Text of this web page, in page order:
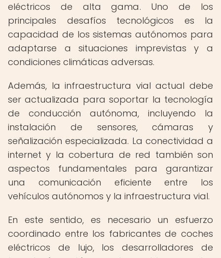
eléctricos de alta gama. Uno de los
principales desafíos tecnológicos es la
capacidad de los sistemas autónomos para
adaptarse a situaciones imprevistas y a
condiciones climáticas adversas.
Además, la infraestructura vial actual debe
ser actualizada para soportar la tecnología
de conducción autónoma, incluyendo la
instalación de sensores, cámaras y
señalización especializada. La conectividad a
internet y la cobertura de red también son
aspectos fundamentales para garantizar
una comunicación eficiente entre los
vehículos autónomos y la infraestructura vial.
En este sentido, es necesario un esfuerzo
coordinado entre los fabricantes de coches
eléctricos de lujo, los desarrolladores de